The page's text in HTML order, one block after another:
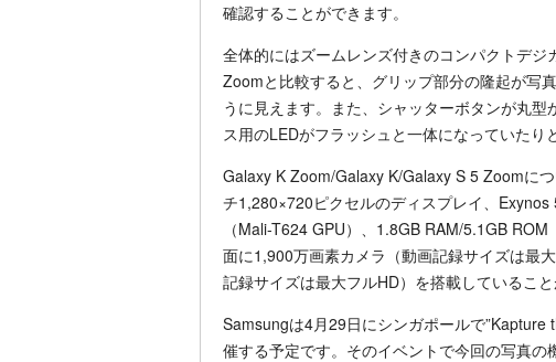
確認することができます。
全体的にはズームレンズ付きのコンパクトデ
Zoomと比較すると、グリップ部分の隆起が写
うに見えます。また、シャッターボタンが丸
ス用のLEDがフラッシュと一体になっていたり
Galaxy K Zoom/Galaxy K/Galaxy S 5 Zoomに
チ1,280×720ピクセルのディスプレイ、
（Mali-T624 GPU）、1.8GB RAM/5.1GB
面に1,900万画素カメラ（動画記録サイズは最
記録サイズは最大フルHD）を搭載していること
Samsungは4月29日にシンガポールで
催する予定です。そのイベントで今回の写真の